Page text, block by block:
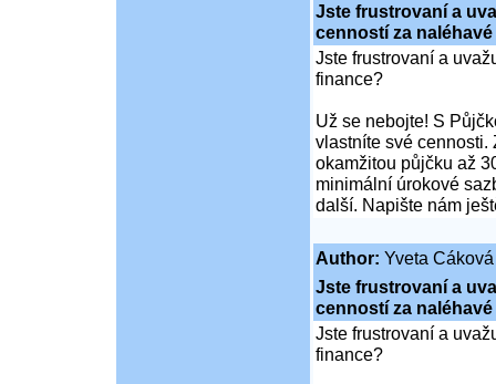
Jste frustrovaní a
cenností za
Jste frustrovaní a
finance?
Už se nebojte! S
vlastníte své cennosti.
okamžitou půjčku až
minimální úrokové
další. Napište nám
Author: Yveta Cáková
Jste frustrovaní a
cenností za
Jste frustrovaní a
finance?